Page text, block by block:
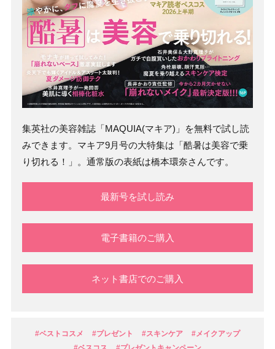
集英社の美容雑誌「MAQUIA(マキア)」を無料で試し読
みできます。マキア9月号の大特集は「酷暑は美容で乗
り切れる！」。通常版の表紙は橋本環奈さんです。
最新号を試し読み
電子書籍のご購入
ネット書店でのご購入
#ベストコスメ #プレゼント #スキンケア
#メイクアップ